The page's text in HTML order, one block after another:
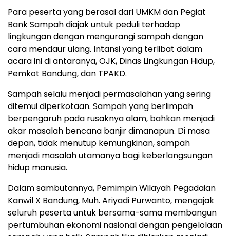
Para peserta yang berasal dari UMKM dan Pegiat
Bank Sampah diajak untuk peduli terhadap
lingkungan dengan mengurangi sampah dengan
cara mendaur ulang. Intansi yang terlibat dalam
acara ini di antaranya, OJK, Dinas Lingkungan Hidup,
Pemkot Bandung, dan TPAKD.
Sampah selalu menjadi permasalahan yang sering
ditemui diperkotaan. Sampah yang berlimpah
berpengaruh pada rusaknya alam, bahkan menjadi
akar masalah bencana banjir dimanapun. Di masa
depan, tidak menutup kemungkinan, sampah
menjadi masalah utamanya bagi keberlangsungan
hidup manusia.
Dalam sambutannya, Pemimpin Wilayah Pegadaian
Kanwil X Bandung, Muh. Ariyadi Purwanto, mengajak
seluruh peserta untuk bersama-sama membangun
pertumbuhan ekonomi nasional dengan pengelolaan